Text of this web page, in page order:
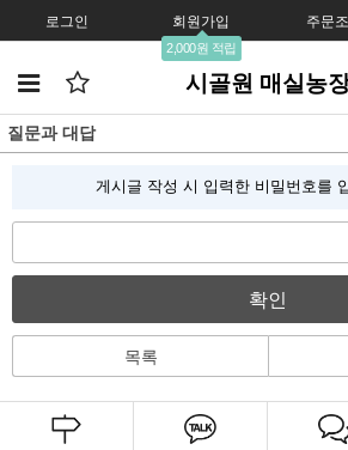
로그인 회원가입
2,000원 적립
주문
시골원 매실농
질문과 대답
게시글 작성 시 입력한 비밀번호를
확인
목록